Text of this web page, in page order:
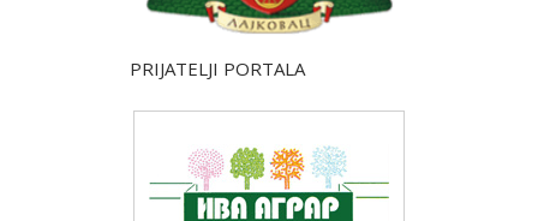
PRIJATELJI PORTALA